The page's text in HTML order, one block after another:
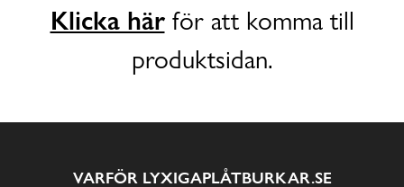
Klicka härför att komma till
produktsidan.
VARFÖR LYXIGAPLÅTBURKAR.SE